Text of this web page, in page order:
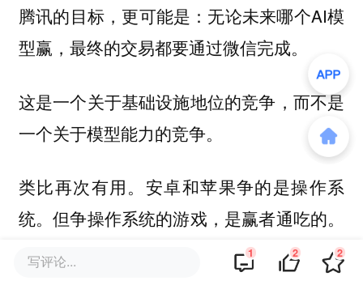
腾讯的目标，更可能是：无论未来哪个AI模
型赢，最终的交易都要通过微信完成。
这是一个关于基础设施地位的竞争，而不是
一个关于模型能力的竞争。
类比再次有用。安卓和苹果争的是操作系
统。但争操作系统的游戏，是赢者通吃的。
Visa和Mastercard争的是支付网络。支付网
写评论... 1 2 2